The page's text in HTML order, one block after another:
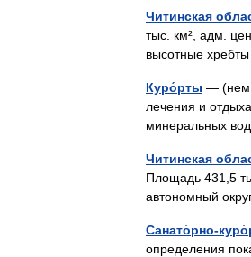
Читинская
тыс. км², адм.
высотные
Куро́рты — (нем.
лечения и
минеральных
Читинская
Площадь 431,5
автономный
Санато́рно-
определения